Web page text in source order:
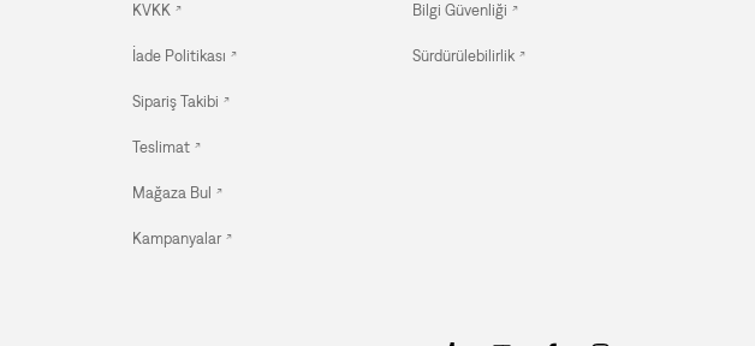
KVKK
İade Politikası
Sipariş Takibi
Teslimat
Mağaza Bul
Kampanyalar
Bilgi Güvenliği
Sürdürülebilirlik